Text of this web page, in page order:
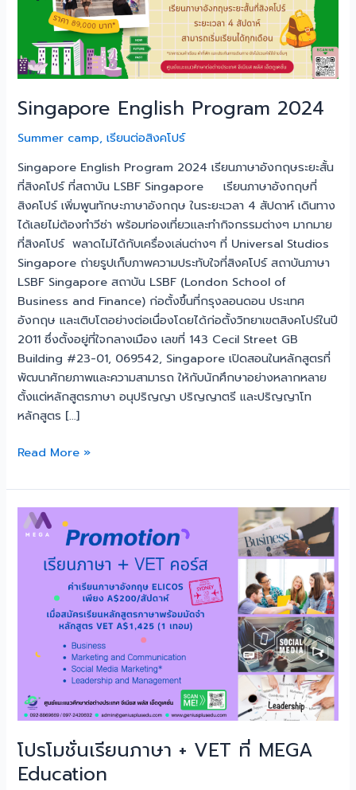
Singapore English Program 2024
Summer camp,เรียนต่อสิงคโปร์
Singapore English Program 2024 เรียนภาษาอังกฤษระยะสั้น
ที่สิงคโปร์ ที่สถาบัน LSBF Singapore เรียนภาษาอังกฤษที่
สิงคโปร์ เพิ่มพูนทักษะภาษาอังกฤษ ในระยะเวลา 4 สัปดาห์ เดินทาง
ได้เลยไม่ต้องทำวีซ่า พร้อมท่องเที่ยวและทำกิจกรรมต่างๆ มากมาย
ที่สิงคโปร์ พลาดไม่ได้กับเครื่องเล่นต่างๆ ที่ Universal Studios
Singapore ถ่ายรูปเก็บภาพความประทับใจที่สิงคโปร์ สถาบันภาษา
LSBF Singapore สถาบัน LSBF (London School of
Business and Finance) ก่อตั้งขึ้นที่กรุงลอนดอน ประเทศ
อังกฤษ และเติบโตอย่างต่อเนื่องโดยได้ก่อตั้งวิทยาเขตสิงคโปร์ในปี
2011 ซึ่งตั้งอยู่ที่ใจกลางเมือง เลขที่ 143 Cecil Street GB
Building #23-01, 069542, Singapore เปิดสอนในหลักสูตรที่
พัฒนาศักยภาพและความสามารถ ให้กับนักศึกษาอย่างหลากหลาย
ตั้งแต่หลักสูตรภาษา อนุปริญญา ปริญญาตรี และปริญญาโท
หลักสูตร […]
Read More »
โปรโมชั่นเรียนภาษา + VET ที่ MEGA
Education
โปร
โม
Education